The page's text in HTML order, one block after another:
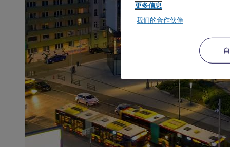
更多信息
我们的合作伙伴